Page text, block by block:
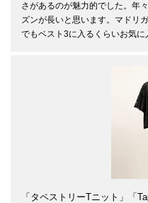
さがあるのが魅力的でした。年
ズンが長いと思います。マドリ
でもベスト3に入るくらいお気に
「タペストリーTニット」「